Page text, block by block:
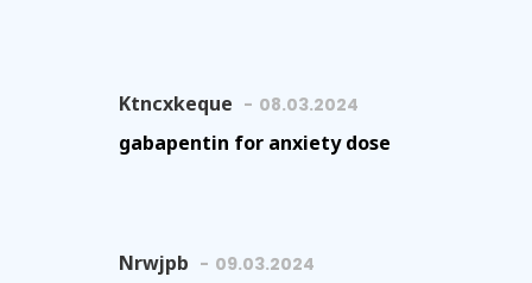
Ktncxkeque 08.03.2024
gabapentin for anxiety dose
Nrwjpb 09.03.2024